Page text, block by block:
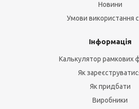
Новини
Умови використання
Інформація
Калькулятор рамкових
Як
Як придбати
Виробники